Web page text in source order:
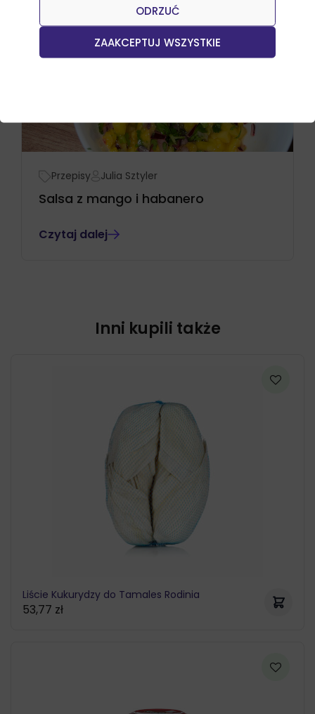
ZAAKCEPTUJ WSZYSTKIE
ODRZUĆ
Przepisy Julia Sztyler
Salsa z mango i habanero
Czytaj dalej
Inni kupili także
Liście Kukurydzy do Tamales Rodinia
53,77 zł